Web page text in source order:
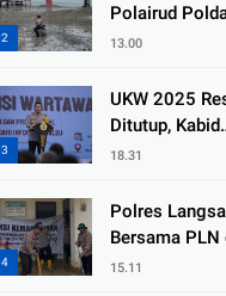
Polairud
Jatim
Lumpur di
Kenjeran
13.00
UKW 2025
Ditutup, Kabid
Humas PMJ:
Strategis Polri
Tangkal
18.31
Polres Langsa
Bersama PLN
Warga
15.11